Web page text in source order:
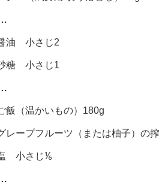
油 小さじ2
糖 小さじ1
飯（温かいもの）180g
レープフルーツ（または柚子）
小さじ⅙